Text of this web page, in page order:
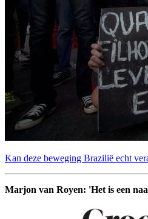
Kan deze beweging Brazilië echt
Marjon van Royen: 'Het is een